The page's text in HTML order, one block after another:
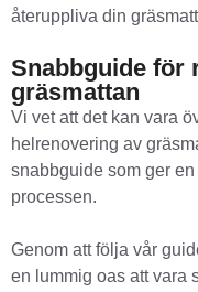
återuppliva din
Snabbguide för
gräsmattan
Vi vet att det kan vara
helrenovering av
snabbguide som ger
processen.
Genom att följa vår
en lummig oas att vara